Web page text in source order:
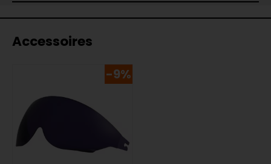
Accessoires
-9%